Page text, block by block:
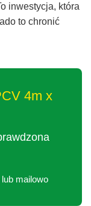
inwestycja, która
to chronić
4m x
mailowo